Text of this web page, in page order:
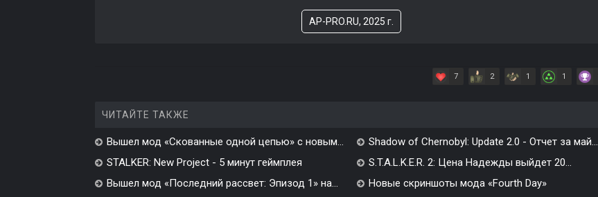
AP-PRO.RU, 2025 г.
7 2 1 1
ЧИТАЙТЕ ТАКЖЕ
Вышел мод «Скованные одной цепью» с новым...
Shadow of Chernobyl: Update 2.0 - Отчет за май...
STALKER: New Project - 5 минут геймплея
S.T.A.L.K.E.R. 2: Цена Надежды выйдет 20...
Вышел мод «Последний рассвет: Эпизод 1» на...
Новые скриншоты мода «Fourth Day»